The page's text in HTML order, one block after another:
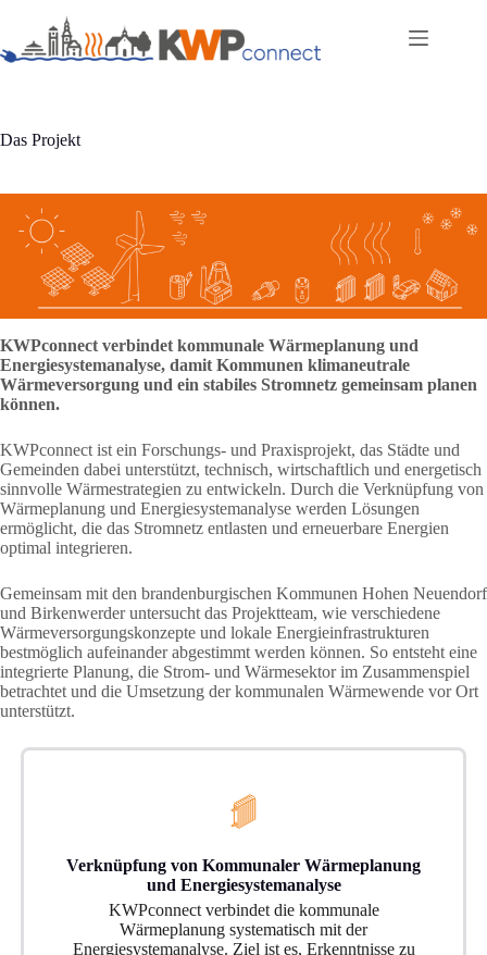
springen
Das Projekt
KWPconnect verbindet kommunale Wärmeplanung und
Energiesystemanalyse, damit Kommunen klimaneutrale
Wärmeversorgung und ein stabiles Stromnetz gemeinsam planen
können.
KWPconnect ist ein Forschungs- und Praxisprojekt, das Städte und
Gemeinden dabei unterstützt, technisch, wirtschaftlich und energetisch
sinnvolle Wärmestrategien zu entwickeln. Durch die Verknüpfung von
Wärmeplanung und Energiesystemanalyse werden Lösungen
ermöglicht, die das Stromnetz entlasten und erneuerbare Energien
optimal integrieren.
Gemeinsam mit den brandenburgischen Kommunen Hohen Neuendorf
und Birkenwerder untersucht das Projektteam, wie verschiedene
Wärmeversorgungskonzepte und lokale Energieinfrastrukturen
bestmöglich aufeinander abgestimmt werden können. So entsteht eine
integrierte Planung, die Strom- und Wärmesektor im Zusammenspiel
betrachtet und die Umsetzung der kommunalen Wärmewende vor Ort
unterstützt.
Verknüpfung von Kommunaler Wärmeplanung
und Energiesystemanalyse
KWPconnect verbindet die kommunale
Wärmeplanung systematisch mit der
Energiesystemanalyse. Ziel ist es, Erkenntnisse zu